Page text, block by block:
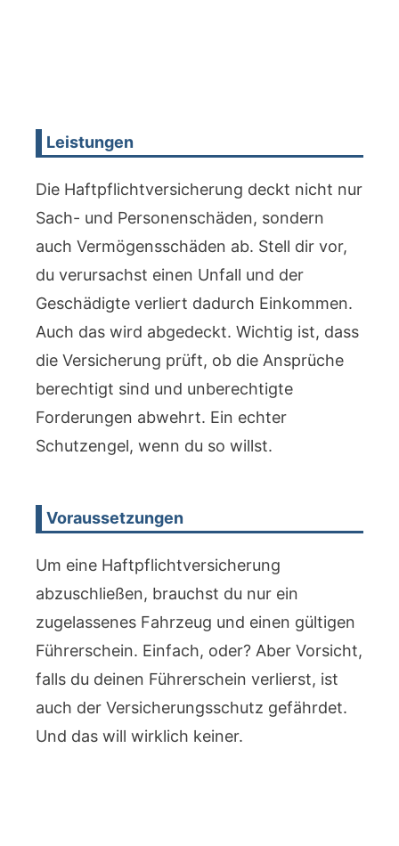
Leistungen
Die Haftpflichtversicherung deckt nicht nur
Sach- und Personenschäden, sondern
auch Vermögensschäden ab. Stell dir vor,
du verursachst einen Unfall und der
Geschädigte verliert dadurch Einkommen.
Auch das wird abgedeckt. Wichtig ist, dass
die Versicherung prüft, ob die Ansprüche
berechtigt sind und unberechtigte
Forderungen abwehrt. Ein echter
Schutzengel, wenn du so willst.
Voraussetzungen
Um eine Haftpflichtversicherung
abzuschließen, brauchst du nur ein
zugelassenes Fahrzeug und einen gültigen
Führerschein. Einfach, oder? Aber Vorsicht,
falls du deinen Führerschein verlierst, ist
auch der Versicherungsschutz gefährdet.
Und das will wirklich keiner.